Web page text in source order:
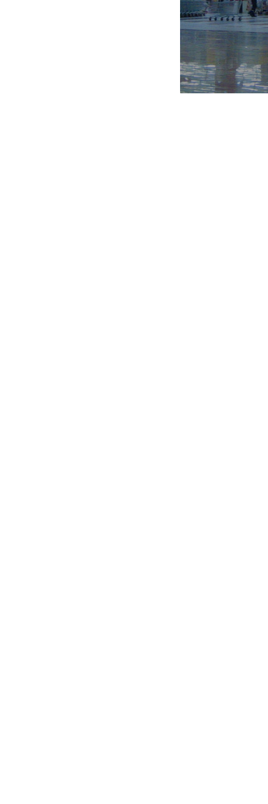
доверии, партнерстве и развитии.
лежит в основе взаимоотношений
компании, между
сотрудниками, в том числе в
стратегических решений.